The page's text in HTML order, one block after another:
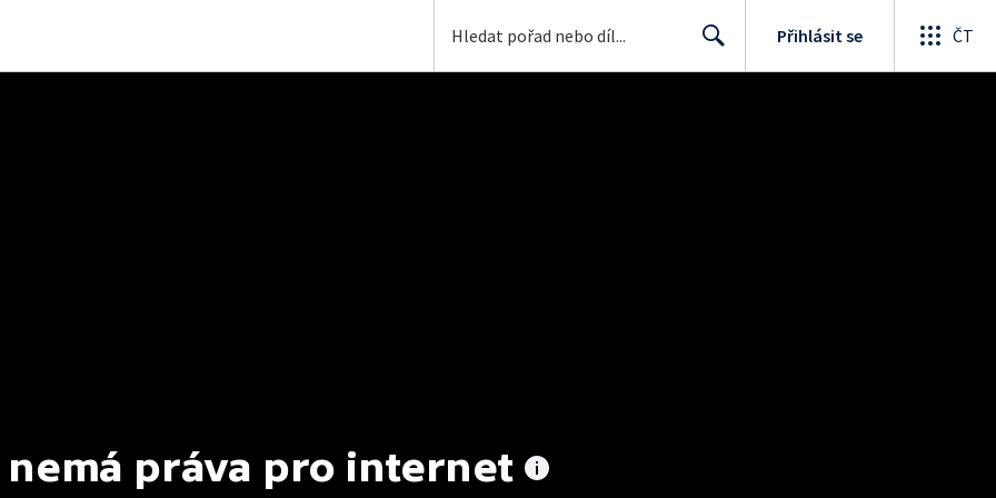
Přihlásit se ČT
nemá práva pro internet